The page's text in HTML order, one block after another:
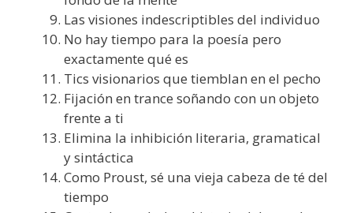
Las visiones indescriptibles del individuo
No hay tiempo para la poesía pero
exactamente qué es
Tics visionarios que tiemblan en el pecho
Fijación en trance soñando con un objeto
frente a ti
Elimina la inhibición literaria, gramatical
y sintáctica
Como Proust, sé una vieja cabeza de té del
tiempo